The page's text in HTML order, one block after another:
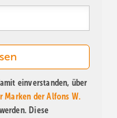
einverstanden, über
Marken der Alfons W.
Diese